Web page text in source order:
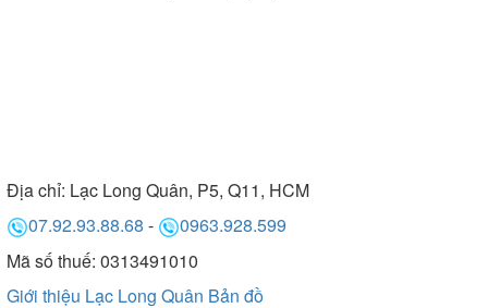
Địa chỉ: Lạc Long Quân, P5, Q11, HCM
07.92.93.88.68 -
0963.928.599
Mã số thuế: 0313491010
Giới thiệu Lạc Long Quân Bản đồ